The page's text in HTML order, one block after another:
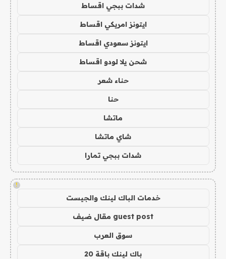
شدات ببجي اقساط
ايتونز امريكي اقساط
ايتونز سعودي اقساط
شحن يلا لودو اقساط
حناء شعر
حنا
ماتشا
شاي ماتشا
شدات ببجي تمارا
!
خدمات الباك لينك والجيست
guest post مقال ضيف
سوق العرب
باك لينك باقة 20